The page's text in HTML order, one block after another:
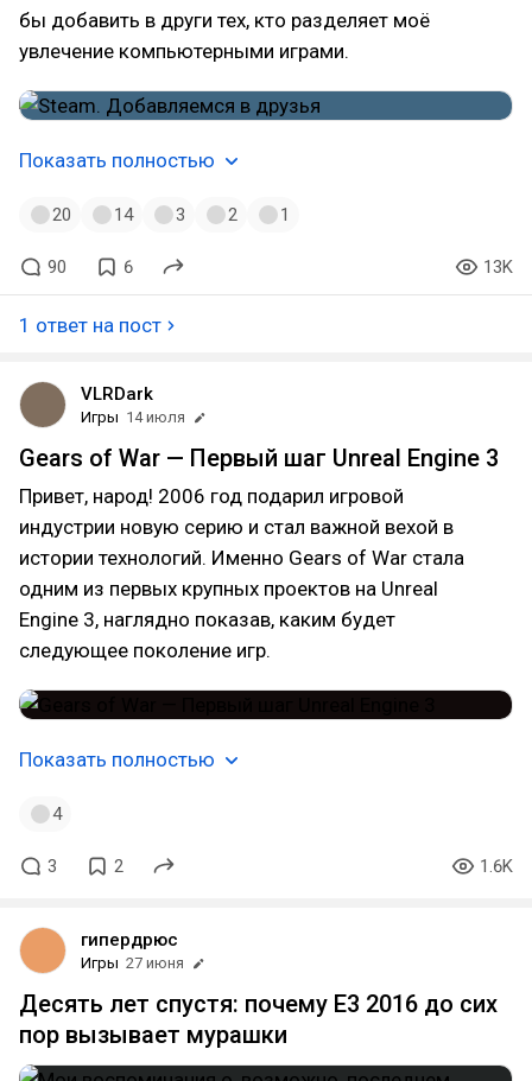
бы добавить в други тех, кто разделяет моё
увлечение компьютерными играми.
Показать полностью
20 14 3 2 1
90 6 13K
1 ответ на пост
VLRDark
Игры 14 июля
Gears of War — Первый шаг Unreal Engine 3
Привет, народ! 2006 год подарил игровой
индустрии новую серию и стал важной вехой в
истории технологий. Именно Gears of War стала
одним из первых крупных проектов на Unreal
Engine 3, наглядно показав, каким будет
следующее поколение игр.
Показать полностью
4
3 2 1.6K
гипердрюс
Игры 27 июня
Десять лет спустя: почему E3 2016 до сих
пор вызывает мурашки